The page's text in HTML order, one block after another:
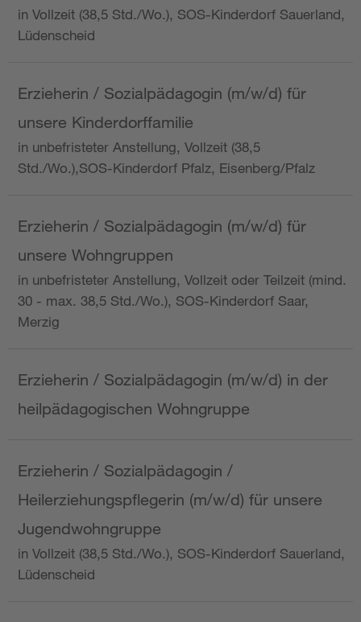
in Vollzeit (38,5 Std./Wo.), SOS-Kinderdorf Sauerland,
Lüdenscheid
Erzieherin / Sozialpädagogin (m/w/d) für
unsere Kinderdorffamilie
in unbefristeter Anstellung, Vollzeit (38,5
Std./Wo.),SOS-Kinderdorf Pfalz, Eisenberg/Pfalz
Erzieherin / Sozialpädagogin (m/w/d) für
unsere Wohngruppen
in unbefristeter Anstellung, Vollzeit oder Teilzeit (mind.
30 - max. 38,5 Std./Wo.), SOS-Kinderdorf Saar,
Merzig
Erzieherin / Sozialpädagogin (m/w/d) in der
heilpädagogischen Wohngruppe
Erzieherin / Sozialpädagogin /
Heilerziehungspflegerin (m/w/d) für unsere
Jugendwohngruppe
in Vollzeit (38,5 Std./Wo.), SOS-Kinderdorf Sauerland,
Lüdenscheid